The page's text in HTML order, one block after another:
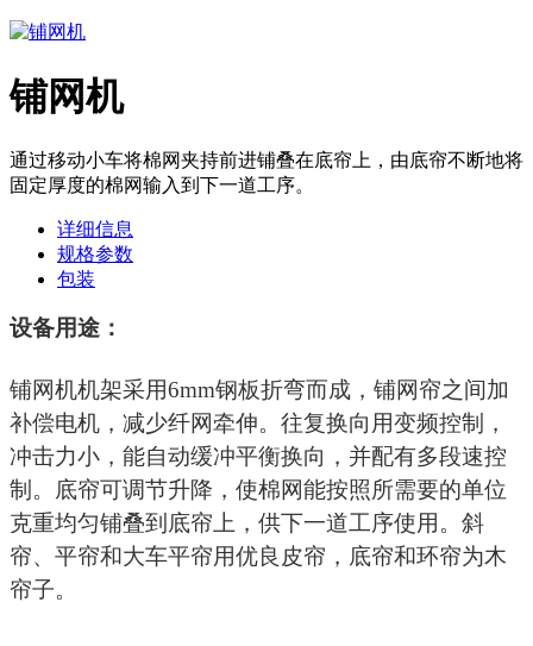
铺网机
通过移动小车将棉网夹持前进铺叠在底帘上，由底帘不断地将
固定厚度的棉网输入到下一道工序。
详细信息
规格参数
包装
设备用途：
铺网机机架采用6mm钢板折弯而成，铺网帘之间加
补偿电机，减少纤网牵伸。往复换向用变频控制，
冲击力小，能自动缓冲平衡换向，并配有多段速控
制。底帘可调节升降，使棉网能按照所需要的单位
克重均匀铺叠到底帘上，供下一道工序使用。斜
帘、平帘和大车平帘用优良皮帘，底帘和环帘为木
帘子。